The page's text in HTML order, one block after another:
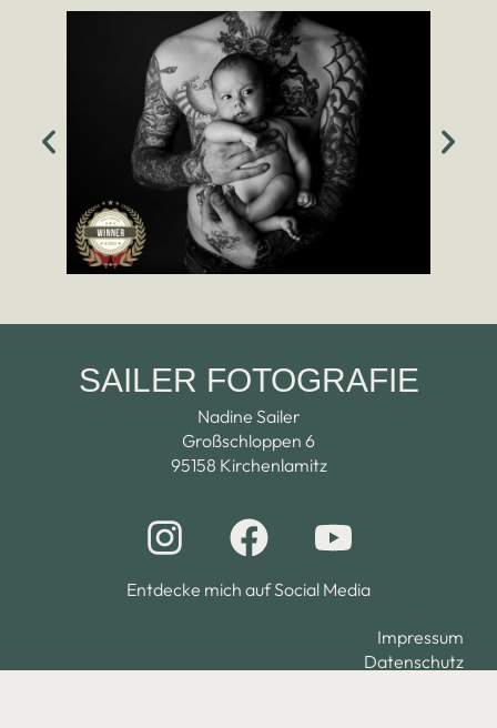
SAILER FOTOGRAFIE
Nadine Sailer
Großschloppen 6
95158 Kirchenlamitz
I
n
s
a
F
a
c
b
Y
o
u
u
Entdecke mich auf Social Media
Impressum
Datenschutz